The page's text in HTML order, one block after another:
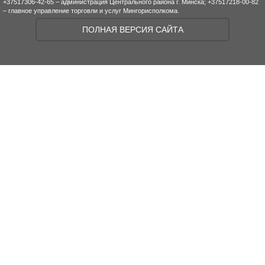
+37517306-42-65 – администрация Центрального района г. Минска; +37517218-00-82
– главное управление торговли и услуг Мингорисполкома.
ПОЛНАЯ ВЕРСИЯ САЙТА